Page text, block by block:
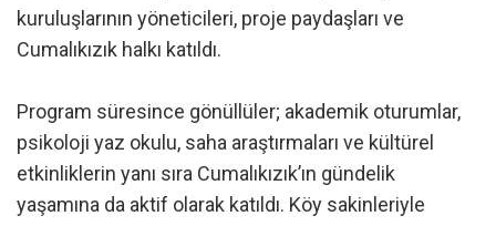
kuruluşlarının yöneticileri, proje paydaşları ve
Cumalıkızık halkı katıldı.
Program süresince gönüllüler; akademik oturumlar,
psikoloji yaz okulu, saha araştırmaları ve kültürel
etkinliklerin yanı sıra Cumalıkızık’ın gündelik
yaşamına da aktif olarak katıldı. Köy sakinleriyle